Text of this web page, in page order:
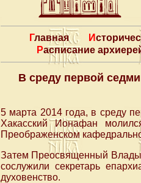
Главная
Расписание
В среду первой
5 марта 2014 года, в среду
Хакасский Ионафан
Преображенском
Затем Преосвященный
сослужили секретарь
духовенство.